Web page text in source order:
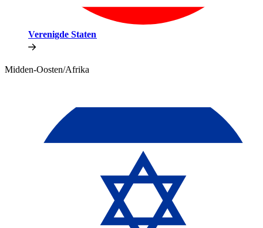
Verenigde Staten​​
Midden-Oosten/Afrika​​